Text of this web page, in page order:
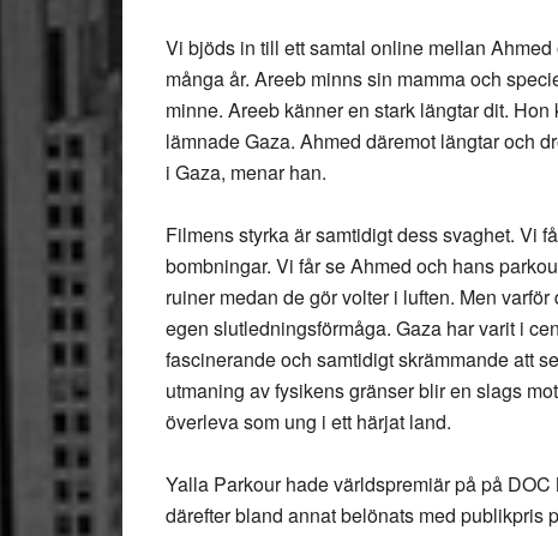
Vi bjöds in till ett samtal online mellan
många år. Areeb minns sin mamma och
minne. Areeb känner en stark längtar dit.
lämnade Gaza. Ahmed däremot längtar och
i Gaza, menar han.
Filmens styrka är samtidigt dess svaghet. Vi
bombningar. Vi får se Ahmed och hans
ruiner medan de gör volter i luften. Men
egen slutledningsförmåga. Gaza har varit i
fascinerande och samtidigt skrämmande att
utmaning av fysikens gränser blir en slags
överleva som ung i ett härjat land.
Yalla Parkour hade världspremiär på på
därefter bland annat belönats med publikpris